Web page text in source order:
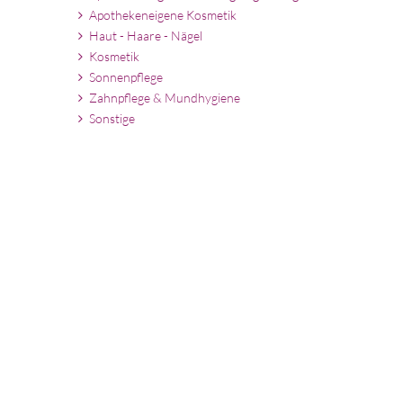
Apothekeneigene Kosmetik
Haut - Haare - Nägel
Kosmetik
Sonnenpflege
Zahnpflege & Mundhygiene
Sonstige